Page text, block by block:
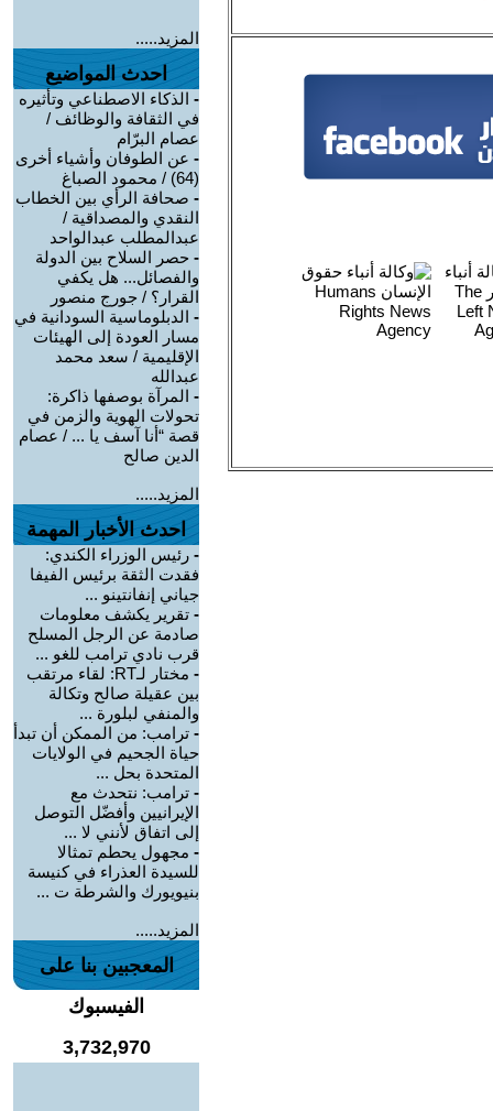
المزيد.....
احدث المواضيع
- الذكاء الاصطناعي وتأثيره
في الثقافة والوظائف /
عصام البرّام
- عن الطوفان وأشياء أخرى
(64) / محمود الصباغ
- صحافة الرأي بين الخطاب
النقدي والمصداقية /
عبدالمطلب عبدالواحد
- حصر السلاح بين الدولة
والفصائل... هل يكفي
القرار؟ / جورج منصور
- الدبلوماسية السودانية في
مسار العودة إلى الهيئات
الإقليمية / سعد محمد
عبدالله
- المرآة بوصفها ذاكرة:
تحولات الهوية والزمن في
قصة “أنا آسف يا ... / عصام
الدين صالح
المزيد.....
احدث الأخبار المهمة
- رئيس الوزراء الكندي:
فقدت الثقة برئيس الفيفا
جياني إنفانتينو ...
- تقرير يكشف معلومات
صادمة عن الرجل المسلح
قرب نادي ترامب للغو ...
-
مختار لـRT: لقاء مرتقب
بين عقيلة صالح وتكالة
والمنفي لبلورة ...
- ترامب: من الممكن أن تبدأ
حياة الجحيم في الولايات
المتحدة بحل ...
- ترامب: نتحدث مع
الإيرانيين وأفضّل التوصل
إلى اتفاق لأنني لا ...
- مجهول يحطم تمثالا
للسيدة العذراء في كنيسة
بنيويورك والشرطة ت ...
المزيد.....
المعجبين بنا على
الفيسبوك
3,732,970